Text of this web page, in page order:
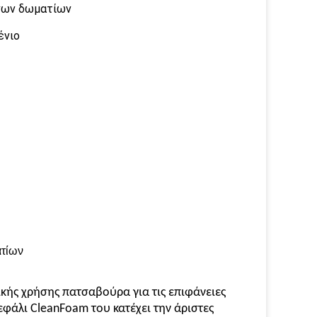
δωματίων
χρήσης πατσαβούρα για τις επιφάνειες
CleanFoam του κατέχει την άριστες